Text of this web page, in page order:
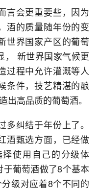
言会更重要些，因为
酒的质量随年份的变
世界国家产区的葡萄
， 新世界国家气候更
过程中允许灌溉等人
条件，技艺精湛的酿
出高品质的葡萄酒。
纠结于年份上了。
酒甄选方面，已经做
使用自己的分级体
葡萄酒做了8个基本
级对应着8个不同的